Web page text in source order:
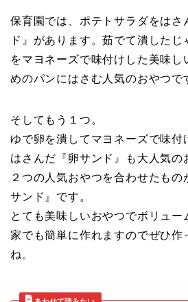
保育園では、ポテトサラダをはさ
ド』があります。茹でて潰したじ
をマヨネーズで味付けした美味し
めのパンにはさむ人気のおやつで
そしてもう１つ。
ゆで卵を潰してマヨネーズで味付
はさんだ『卵サンド』も大人気の
２つの人気おやつを合わせたもの
サンド』です。
とても美味しいおやつでボリュー
家でも簡単に作れますのでぜひ作
ね。